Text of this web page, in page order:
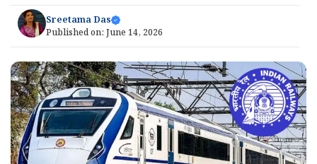
Sreetama Das
Published on: June 14, 2026